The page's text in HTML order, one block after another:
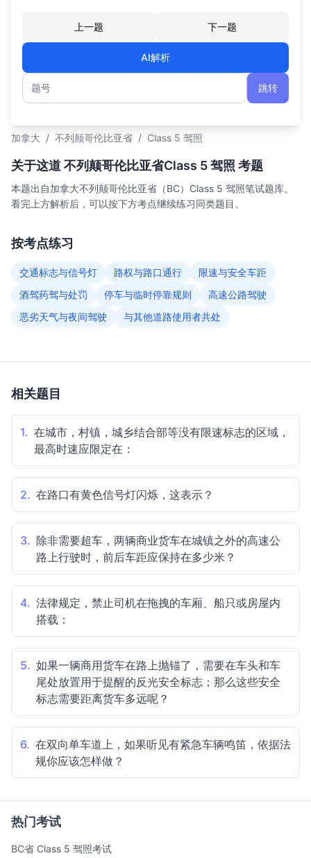
上一题 下一题
AI解析
题号
跳转
加拿大 / 不列颠哥伦比亚省 / Class 5 驾照
关于这道 不列颠哥伦比亚省Class 5 驾照 考题
本题出自加拿大不列颠哥伦比亚省（BC）Class 5 驾照笔试题库。
看完上方解析后，可以按下方考点继续练习同类题目。
按考点练习
交通标志与信号灯 路权与路口通行
限速与安全车距
酒驾药驾与处罚
停车与临时停靠规则
高速公路驾驶
恶劣天气与夜间驾驶
与其他道路使用者共处
相关题目
1. 在城市，村镇，城乡结合部等没有限速标志的区域，
最高时速应限定在：
2. 在路口有黄色信号灯闪烁，这表示？
3. 除非需要超车，两辆商业货车在城镇之外的高速公
路上行驶时，前后车距应保持在多少米？
4. 法律规定，禁止司机在拖拽的车厢、船只或房屋内
搭载：
5. 如果一辆商用货车在路上抛锚了，需要在车头和车
尾处放置用于提醒的反光安全标志；那么这些安全
标志需要距离货车多远呢？
6. 在双向单车道上，如果听见有紧急车辆鸣笛，依据法
规你应该怎样做？
热门考试
BC省 Class 5 驾照考试